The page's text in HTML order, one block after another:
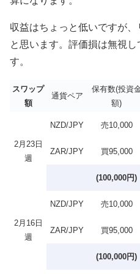
収益はちょっと低いですが
と思います。評価損は無視
す。
スワップ
額
通貨ペア
保有数(投資
額)
2月23日
週
NZD/JPY 売10,000
ZAR/JPY 買95,000
(100,000円)
2月16日
週
NZD/JPY 売10,000
ZAR/JPY 買95,000
(100,000円)